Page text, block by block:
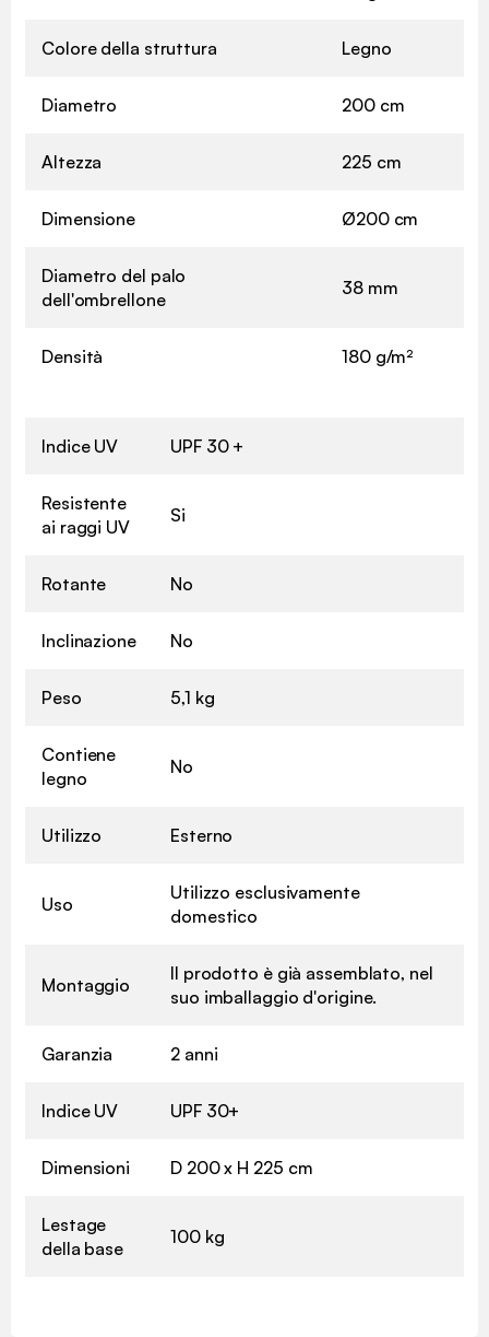
Colore della struttura Legno
Diametro 200 cm
Altezza 225 cm
Dimensione Ø200 cm
Diametro del palo
dell'ombrellone
38 mm
Densità 180 g/m²
Indice UV UPF 30 +
Resistente
ai raggi UV
Si
Rotante No
Inclinazione No
Peso 5,1 kg
Contiene
legno
No
Utilizzo Esterno
Uso
Utilizzo esclusivamente
domestico
Montaggio
Il prodotto è già assemblato, nel
suo imballaggio d'origine.
Garanzia 2 anni
Indice UV UPF 30+
Dimensioni D 200 x H 225 cm
Lestage
della base
100 kg